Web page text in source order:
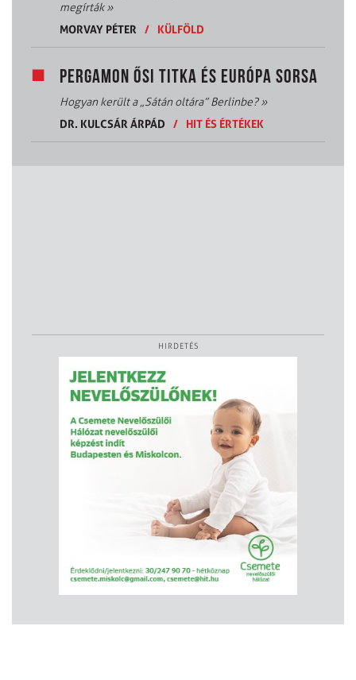
megírták»
MORVAY PÉTER
/ KÜLFÖLD
PERGAMON ŐSI TITKA ÉS EURÓPA SORSA
Hogyan került a „Sátán oltára” Berlinbe?»
DR. KULCSÁR ÁRPÁD
/ HIT ÉS ÉRTÉKEK
HIRDETÉS